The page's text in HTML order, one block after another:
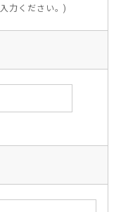
力ください。)